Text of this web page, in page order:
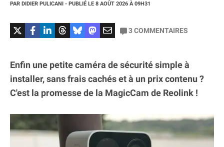
PAR DIDIER PULICANI - PUBLIÉ LE 8 AOÛT 2026 À 09H31
3COMMENTAIRES
Enfin une petite caméra de sécurité simple à
installer, sans frais cachés et à un prix contenu ?
C'est la promesse de la MagicCam de Reolink !